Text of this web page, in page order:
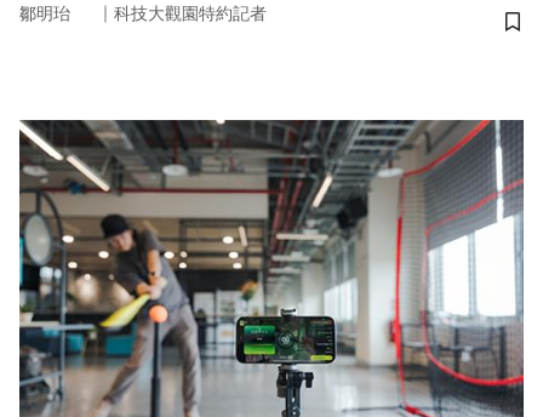
鄒明珆 ｜ 科技大觀園特約記者
儲